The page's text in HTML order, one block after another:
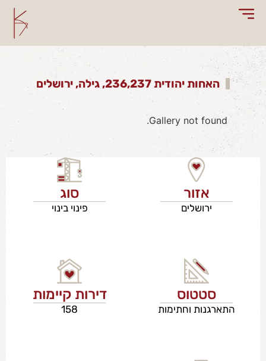
האחות יהודית 236,237, גילה, ירושלים
Gallery not found.
אזור
ירושלים
סוג
פינוי בינוי
סטטוס
התארגנות וחתימות
דירות קיימות
158